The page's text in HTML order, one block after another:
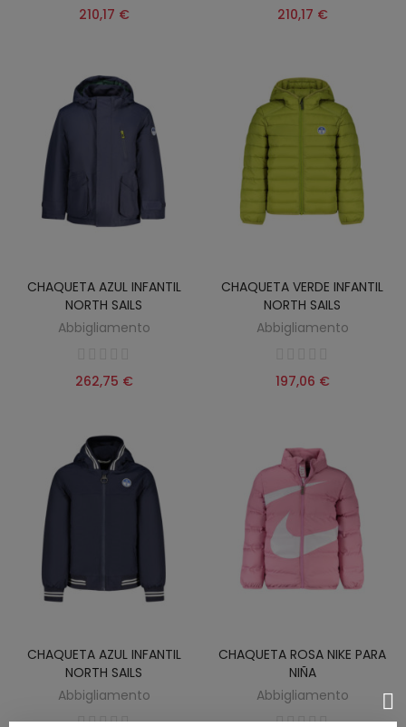
210,17 € 210,17 €
CHAQUETA AZUL INFANTIL
NORTH SAILS
Abbigliamento
262,75 €
CHAQUETA VERDE INFANTIL
NORTH SAILS
Abbigliamento
197,06 €
CHAQUETA AZUL INFANTIL
NORTH SAILS
Abbigliamento
CHAQUETA ROSA NIKE PARA
NIÑA
Abbigliamento